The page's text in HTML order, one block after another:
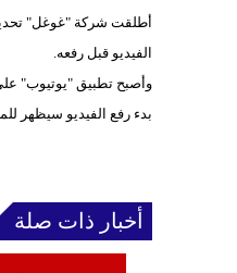
أطلقت شركة "غوغل"
الفيديو قبل رفعه.
وأصبح تطبيق "يوتيوب"
بدء رفع الفيديو سيظهر
أخبار ذات صلة